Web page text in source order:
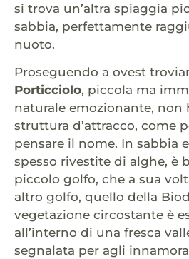
si trova un’altra spiaggia
sabbia, perfettamente
nuoto.
Proseguendo a ovest
Porticciolo, piccola ma
naturale emozionante, non
struttura d’attracco, come
pensare il nome. In sabbia
spesso rivestite di alghe, è
piccolo golfo, che a sua
altro golfo, quello della
vegetazione circostante è
all’interno di una fresca
segnalata per agli